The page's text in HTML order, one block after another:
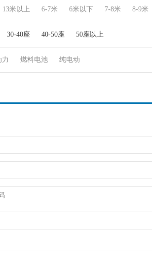
13米以上 6-7米 6米以下 7-8米 8-9米
30-40座 40-50座 50座以上
力 燃料电池 纯电动